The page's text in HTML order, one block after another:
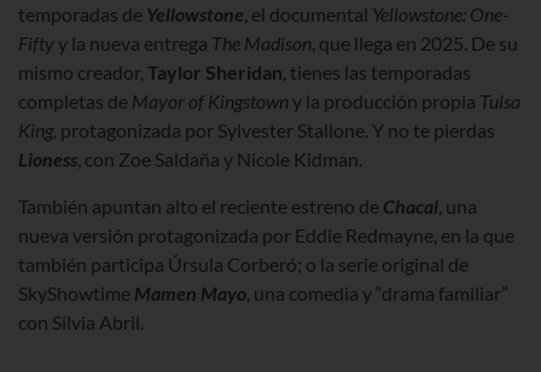
temporadas de Yellowstone, el documental Yellowstone: One-
Fiftyy la nueva entrega The Madison, que llega en 2025. De su
mismo creador, Taylor Sheridan, tienes las temporadas
completas de Mayor of Kingstowny la producción propia Tulsa
King, protagonizada por Sylvester Stallone. Y no te pierdas
Lioness, con Zoe Saldaña y Nicole Kidman.
También apuntan alto el reciente estreno de Chacal, una
nueva versión protagonizada por Eddie Redmayne, en la que
también participa Úrsula Corberó; o la serie original de
SkyShowtime Mamen Mayo, una comedia y “drama familiar”
con Silvia Abril.